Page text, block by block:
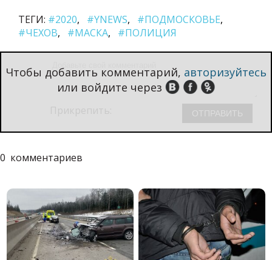
ТЕГИ: #2020 #YNEWS
#ПОДМОСКОВЬЕ
#ЧЕХОВ
#МАСКА #ПОЛИЦИЯ
Чтобы добавить комментарий, авторизуйтесь
или войдите через
0 комментариев